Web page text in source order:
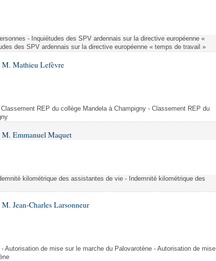
- Inquiétudes des SPV ardennais sur la directive européenne «
des SPV ardennais sur la directive européenne « temps de travail »
M. Mathieu Lefèvre
REP du collège Mandela à Champigny - Classement REP du
M. Emmanuel Maquet
kilométrique des assistantes de vie - Indemnité kilométrique des
Jean-Charles Larsonneur
Autorisation de mise sur le marche du Palovarotène - Autorisation de mise